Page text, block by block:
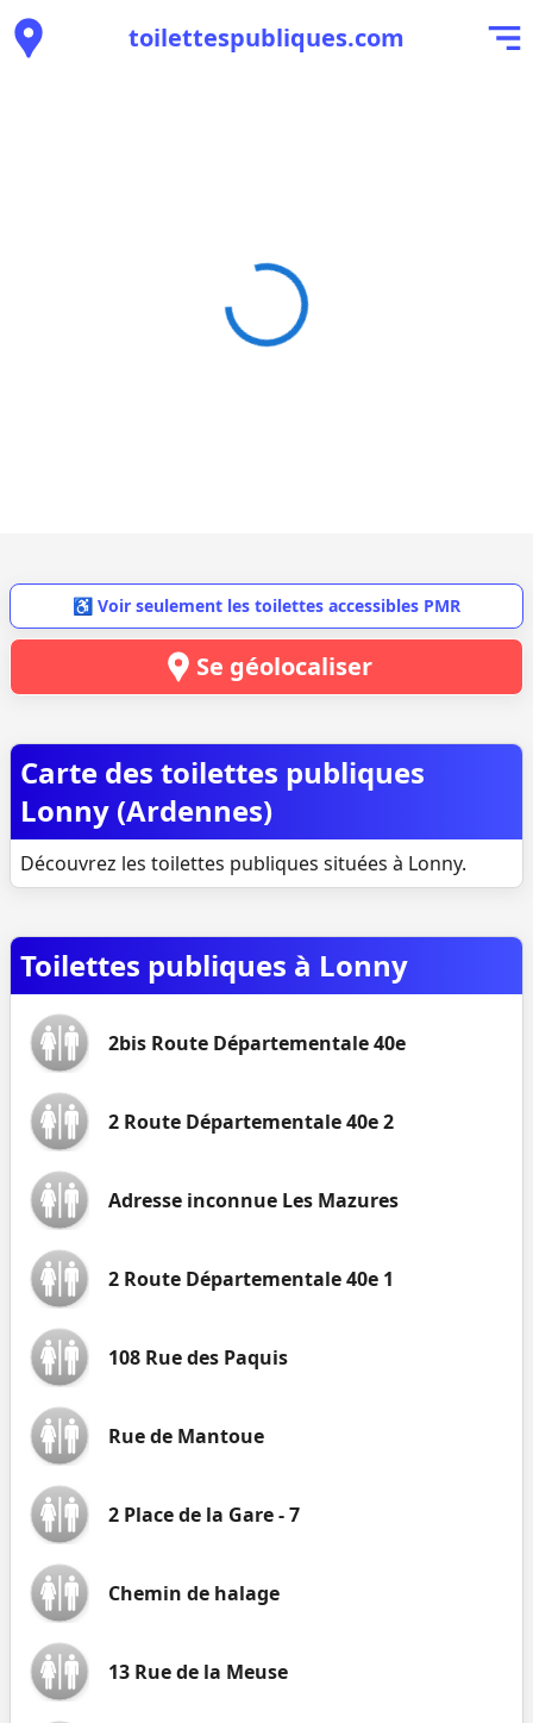
toilettespubliques.com
♿ Voir seulement les toilettes accessibles PMR
Se géolocaliser
Carte des toilettes publiques
Lonny (Ardennes)
Découvrez les toilettes publiques situées à Lonny.
Toilettes publiques à Lonny
2bis Route Départementale 40e
2 Route Départementale 40e 2
Adresse inconnue Les Mazures
2 Route Départementale 40e 1
108 Rue des Paquis
Rue de Mantoue
2 Place de la Gare - 7
Chemin de halage
13 Rue de la Meuse